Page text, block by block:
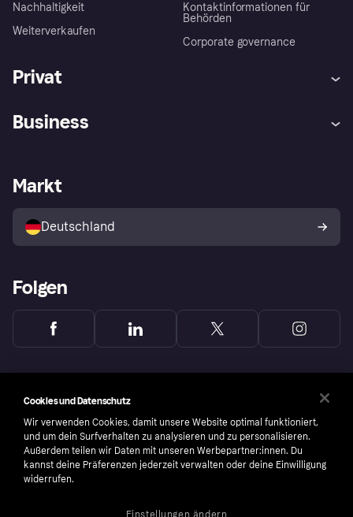
Nachhaltigkeit
Weiterverkaufen
Kontaktinformationen für
Behörden
Corporate governance
Privat
Klarna App
Shops entdecken
Käuferschutzrichtlinie
Dein Widerrufsrecht
Business
Händlerportal
Markt
Deutschland
Folgen
Cookies und Datenschutz
Wir verwenden Cookies, damit unsere Website optimal funktioniert,
und um dein Surfverhalten zu analysieren und zu personalisieren.
Außerdem teilen wir Daten mit unseren Werbepartner:innen. Du
kannst deine Präferenzen jederzeit verwalten oder deine Einwilligung
widerrufen.
Einstellungen ändern